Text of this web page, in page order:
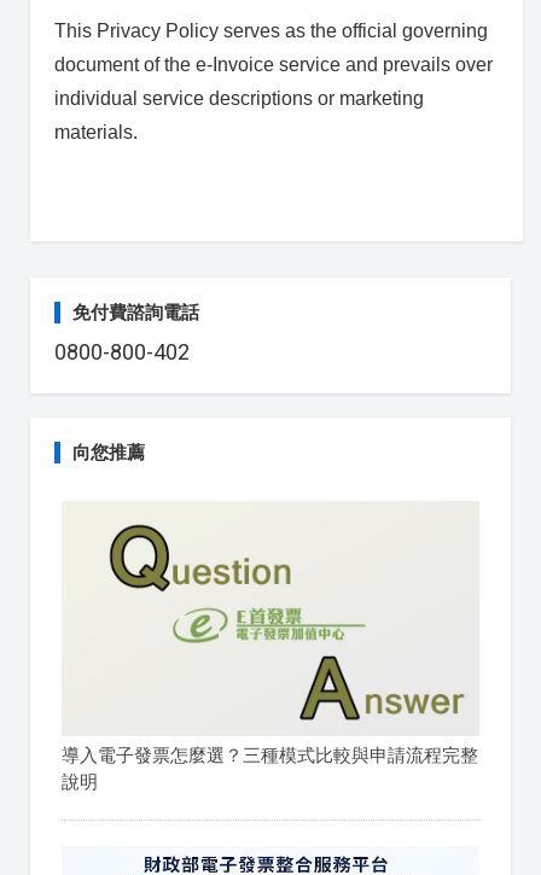
This Privacy Policy serves as the official governing
document of the e-Invoice service and prevails over
individual service descriptions or marketing
materials.
免付費諮詢電話
0800-800-402
向您推薦
導入電子發票怎麼選？三種模式比較與申請流程完整
說明